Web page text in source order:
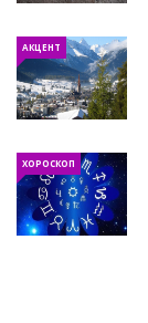
АКЦЕНТ
ХОРОСКОП